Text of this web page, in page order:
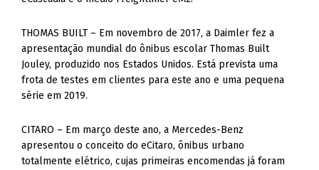
THOMAS BUILT – Em novembro de 2017, a Daimler fez a
apresentação mundial do ônibus escolar Thomas Built
Jouley, produzido nos Estados Unidos. Está prevista uma
frota de testes em clientes para este ano e uma pequena
série em 2019.
CITARO – Em março deste ano, a Mercedes-Benz
apresentou o conceito do eCitaro, ônibus urbano
totalmente elétrico, cujas primeiras encomendas já foram